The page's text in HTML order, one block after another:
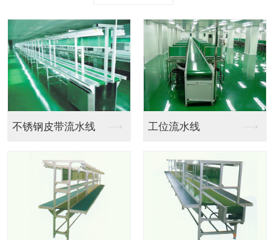
烘干线/隧道炉设备三 烘干线/隧道炉设备